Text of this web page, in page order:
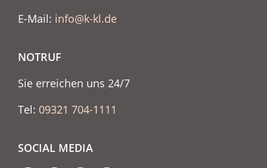
E-Mail: info@k-kl.de
NOTRUF
Sie erreichen uns 24/7
Tel: 09321 704-1111
SOCIAL MEDIA